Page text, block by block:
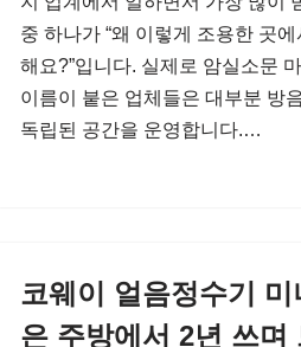
중 하나가 “왜 이렇게 조용한 곳
해요?”입니다. 실제로 암실소문
이름이 붙은 업체들은 대부분 방
독립된 공간을 운영합니다.…
코웨이 얼음정수기 미
은 주방에서 2년 쓰며